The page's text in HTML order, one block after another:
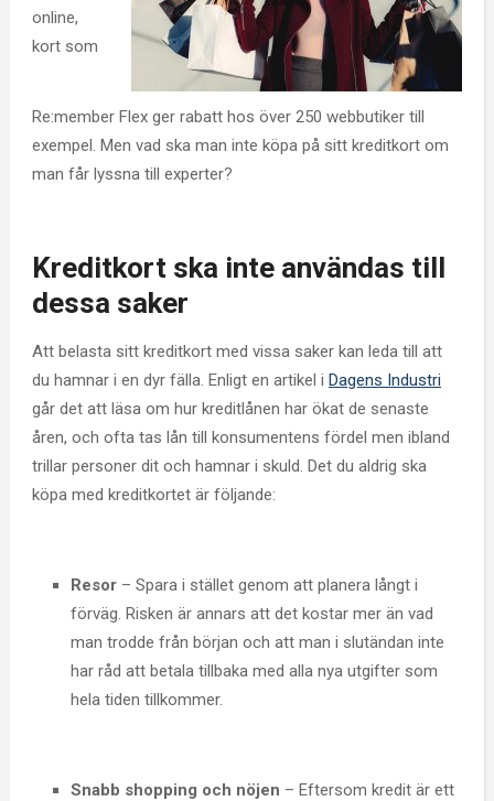
online,
kort som
Re:member Flex ger rabatt hos över 250 webbutiker till
exempel. Men vad ska man inte köpa på sitt kreditkort om
man får lyssna till experter?
Kreditkort ska inte användas till
dessa saker
Att belasta sitt kreditkort med vissa saker kan leda till att
du hamnar i en dyr fälla. Enligt en artikel i Dagens Industri
går det att läsa om hur kreditlånen har ökat de senaste
åren, och ofta tas lån till konsumentens fördel men ibland
trillar personer dit och hamnar i skuld. Det du aldrig ska
köpa med kreditkortet är följande:
Resor– Spara i stället genom att planera långt i
förväg. Risken är annars att det kostar mer än vad
man trodde från början och att man i slutändan inte
har råd att betala tillbaka med alla nya utgifter som
hela tiden tillkommer.
Snabb shopping och nöjen – Eftersom kredit är ett